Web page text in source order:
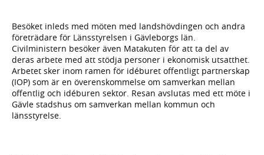
Besöket inleds med möten med landshövdingen och andra
företrädare för Länsstyrelsen i Gävleborgs län.
Civilministern besöker även Matakuten för att ta del av
deras arbete med att stödja personer i ekonomisk utsatthet.
Arbetet sker inom ramen för idéburet offentligt partnerskap
(IOP) som är en överenskommelse om samverkan mellan
offentlig och idéburen sektor. Resan avslutas med ett möte i
Gävle stadshus om samverkan mellan kommun och
länsstyrelse.